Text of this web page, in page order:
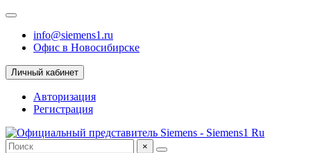
info@siemens1.ru
Офис в Новосибирске
Личный кабинет
Авторизация
Регистрация
×